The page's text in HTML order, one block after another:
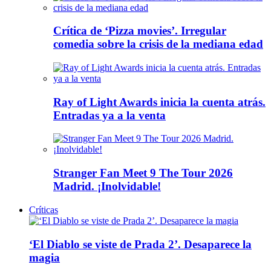
Crítica de ‘Pizza movies’. Irregular
comedia sobre la crisis de la mediana edad
Ray of Light Awards inicia la cuenta atrás.
Entradas ya a la venta
Stranger Fan Meet 9 The Tour 2026
Madrid. ¡Inolvidable!
Críticas
‘El Diablo se viste de Prada 2’. Desaparece la
magia